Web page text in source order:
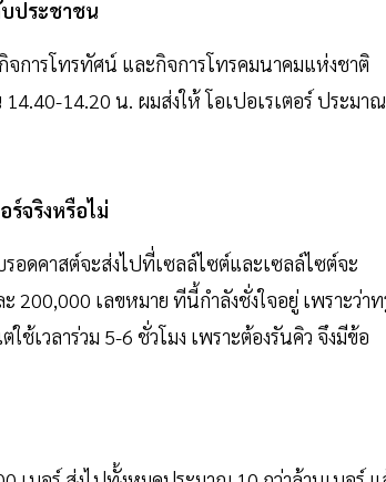
บประชาชน
กิจการโทรทัศน์ และกิจการโทรคมนาคมแห่งชาติ
14.20 น. ผมส่งให้ โอเปอเรเตอร์ ประมาณ
ร์จริงหรือไม่
อดคาสต์จะส่งไปที่เซลล์ไซต์และเซลล์ไซต์จะ
เลขหมาย ทีนี้กำลังชั่งใจอยู่ เพราะว่า
ช้เวลาร่วม 5-6 ชั่วโมง เพราะต้องรันคิว จึงมีข้อ